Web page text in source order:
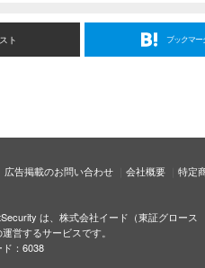
ト ブックマー
広告掲載のお問い合わせ 会社概要 特定
は、株式会社イード（東証グロース
運営するサービスです。
：6038